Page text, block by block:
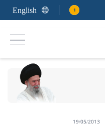
1
English
19/05/2013